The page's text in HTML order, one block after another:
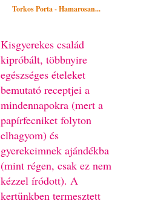
Torkos Porta - Hamarosan...
Kisgyerekes család
kipróbált, többnyire
egészséges ételeket
bemutató receptjei a
mindennapokra (mert a
papírfecniket folyton
elhagyom) és
gyerekeimnek ajándékba
(mint régen, csak ez nem
kézzel íródott). A
kertünkben termesztett